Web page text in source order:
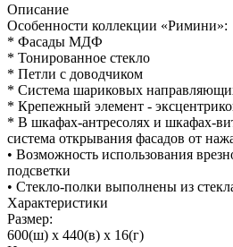
Описание
Особенности коллекции «Римини»:
* Фасады МДФ
* Тонированное стекло
* Петли с доводчиком
* Система шариковых
* Крепежный элемент -
* В шкафах-антресолях и шкафах-
система открывания фасадов от
• Возможность использования
подсветки
• Стекло-полки выполнены из
Характеристики
Размер:
600(ш) x 440(в) x 16(г)